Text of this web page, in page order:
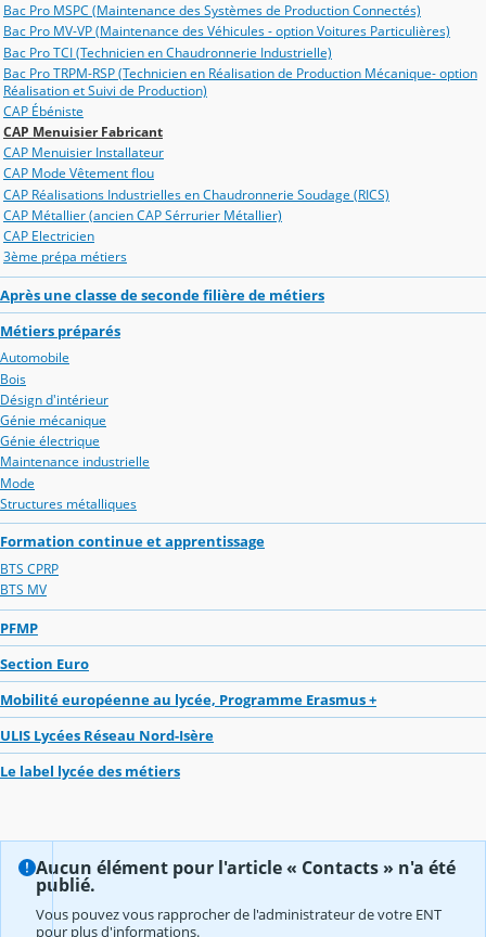
Bac Pro MSPC (Maintenance des Systèmes de Production Connectés)
Bac Pro MV-VP (Maintenance des Véhicules - option Voitures Particulières)
Bac Pro TCI (Technicien en Chaudronnerie Industrielle)
Bac Pro TRPM-RSP (Technicien en Réalisation de Production Mécanique- option
Réalisation et Suivi de Production)
CAP Ébéniste
CAP Menuisier Fabricant
CAP Menuisier Installateur
CAP Mode Vêtement flou
CAP Réalisations Industrielles en Chaudronnerie Soudage (RICS)
CAP Métallier (ancien CAP Sérrurier Métallier)
CAP Electricien
3ème prépa métiers
Après une classe de seconde filière de métiers
Métiers préparés
Automobile
Bois
Désign d'intérieur
Génie mécanique
Génie électrique
Maintenance industrielle
Mode
Structures métalliques
Formation continue et apprentissage
BTS CPRP
BTS MV
PFMP
Section Euro
Mobilité européenne au lycée, Programme Erasmus +
ULIS Lycées Réseau Nord-Isère
Le label lycée des métiers
Aucun élément pour l'article « Contacts » n'a été
publié.
Vous pouvez vous rapprocher de l'administrateur de votre ENT
pour plus d'informations.